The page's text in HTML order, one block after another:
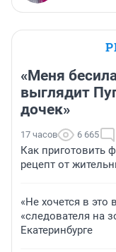
«Меня
выглядит
дочек»
17 часов 6 665
Как приготовить
рецепт от
«Не хочется в это
«следователя на
Екатеринбурге